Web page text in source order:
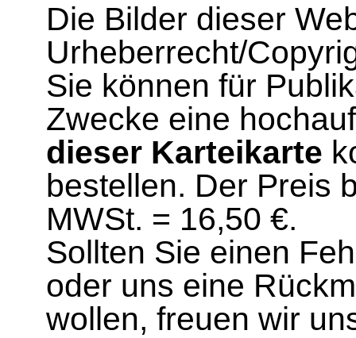
Die Bilder dieser
Urheberrecht/
Sie können für
Zwecke eine
dieser Karteikarte
bestellen. Der Preis
MWSt. = 16,50 €.
Sollten Sie einen
oder uns eine
wollen, freuen wir